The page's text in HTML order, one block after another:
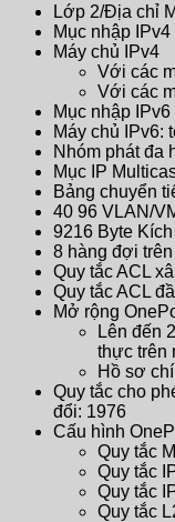
Lớp 2/Địa chỉ
Mục nhập
Máy chủ IPv4
Với các
Với các
Mục nhập
Máy chủ IPv6:
Nhóm phát đa
Mục IP
Bảng chuyển
40 96 VLAN/
9216 Byte
8 hàng đợi
Quy tắc ACL
Quy tắc ACL
Mở rộng
Lên đến
thực trên
Hồ sơ
Quy tắc cho
đổi: 1976
Cấu hình
Quy tắc
Quy tắc
Quy tắc
Quy tắc